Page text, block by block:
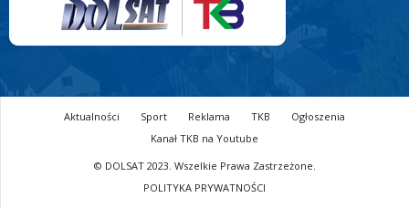
Aktualności Sport Reklama TKB
Ogłoszenia
Kanał TKB na Youtube
© DOLSAT 2023. Wszelkie Prawa Zastrzeżone.
POLITYKA PRYWATNOŚCI